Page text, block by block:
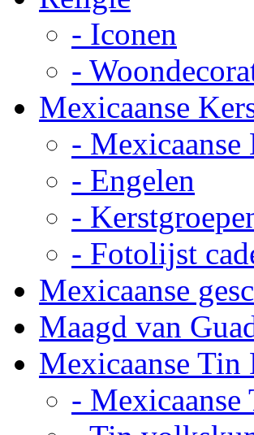
- Iconen
-
Mexicaanse
- Mexicaanse
- Engelen
-
- Fotolijst
Mexicaanse
Maagd van
Mexicaanse Tin
-